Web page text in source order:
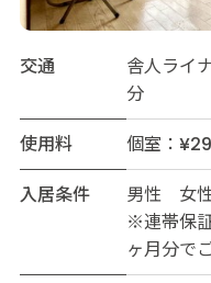
交通
舎人ライ
分
使用料
個室：
入居条件
男性 女
※連帯保
ヶ月分で